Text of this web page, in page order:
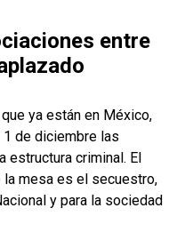
entre
ya están en México,
1 de diciembre las
estructura criminal. El
la mesa es el secuestro,
y para la sociedad